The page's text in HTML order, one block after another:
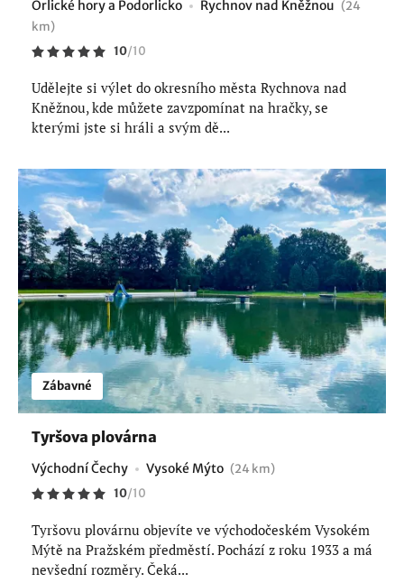
Orlické hory a Podorlicko Rychnov nad Kněžnou (24
km)
10/10
Udělejte si výlet do okresního města Rychnova nad
Kněžnou, kde můžete zavzpomínat na hračky, se
kterými jste si hráli a svým dě...
Zábavné
Tyršova plovárna
Východní Čechy Vysoké Mýto (24 km)
10/10
Tyršovu plovárnu objevíte ve východočeském Vysokém
Mýtě na Pražském předměstí. Pochází z roku 1933 a má
nevšední rozměry. Čeká...